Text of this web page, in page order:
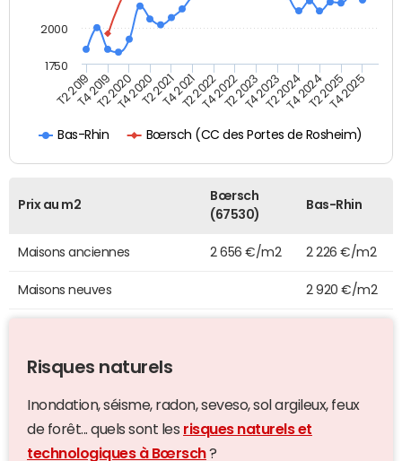
Bas-Rhin Bœrsch (CC des Portes de Rosheim)
T2 2019T4 2019T2 2020T4 2020T2 2021T4 2021T2 2022T4 2022T2 2023T4 2023T2 2024T4 2024T2 2025T4 2025
1750
2000
Prix au m2
Bœrsch
(67530)
Bas-Rhin
Maisons anciennes 2 656 €/m2 2 226 €/m2
Maisons neuves 2 920 €/m2
Risques naturels
Inondation, séisme, radon, seveso, sol argileux, feux
de forêt... quels sont les risques naturels et
technologiques à Bœrsch?